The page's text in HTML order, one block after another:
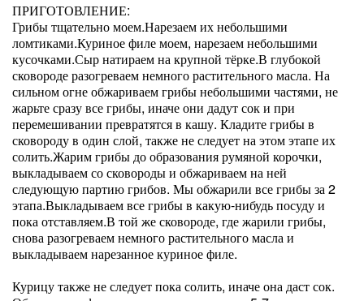
ПРИГОТОВЛЕНИЕ:
Грибы тщательно моем.Нарезаем их небольшими
ломтиками.Куриное филе моем, нарезаем небольшими
кусочками.Сыр натираем на крупной тёрке.В глубокой
сковороде разогреваем немного растительного масла. На
сильном огне обжариваем грибы небольшими частями, не
жарьте сразу все грибы, иначе они дадут сок и при
перемешивании превратятся в кашу. Кладите грибы в
сковороду в один слой, также не следует на этом этапе их
солить.Жарим грибы до образования румяной корочки,
выкладываем со сковороды и обжариваем на ней
следующую партию грибов. Мы обжарили все грибы за 2
этапа.Выкладываем все грибы в какую-нибудь посуду и
пока отставляем.В той же сковороде, где жарили грибы,
снова разогреваем немного растительного масла и
выкладываем нарезанное куриное филе.
Курицу также не следует пока солить, иначе она даст сок.